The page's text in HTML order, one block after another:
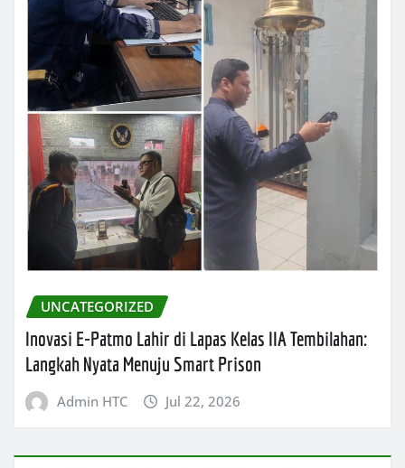
UNCATEGORIZED
Inovasi E-Patmo Lahir di Lapas Kelas IIA Tembilahan:
Langkah Nyata Menuju Smart Prison
Admin HTC Jul 22, 2026